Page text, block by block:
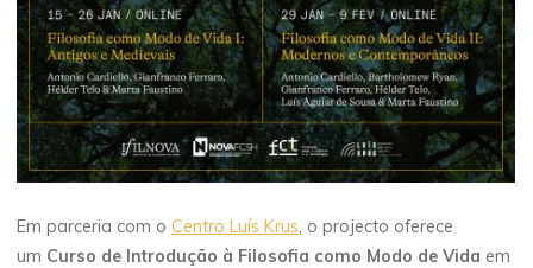
Em parceria com oCentro Luís Krus , o projecto oferece
um Curso de Introdução à Filosofia como Modo de Vida em